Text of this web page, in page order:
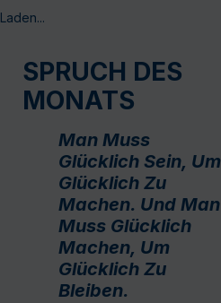
Laden...
SPRUCH DES
MONATS
Man Muss
Glücklich Sein, Um
Glücklich Zu
Machen. Und Man
Muss Glücklich
Machen, Um
Glücklich Zu
Bleiben.